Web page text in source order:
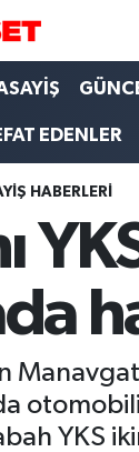
EDENLER
HABERLERİ
ve Fikstür